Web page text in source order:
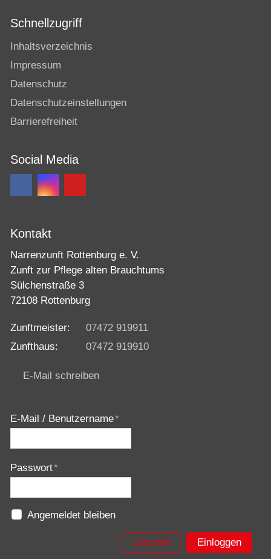
Schnellzugriff
Inhaltsverzeichnis
Impressum
Datenschutz
Datenschutzeinstellungen
Barrierefreiheit
Social Media
Kontakt
Narrenzunft Rottenburg e. V.
Zunft zur Pflege alten Brauchtums
Sülchenstraße 3
72108 Rottenburg
Zunftmeister:
07472 919911
Zunfthaus:
07472 919910
E-Mail schreiben
E-Mail / Benutzername*
Passwort*
Angemeldet bleiben
Löschen Einloggen